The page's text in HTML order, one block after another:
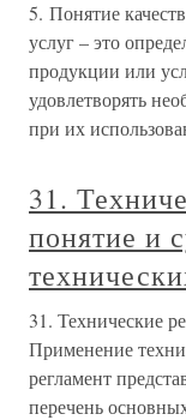
5. Понятие
услуг – это
продукции или
удовлетворять
при их
31.
понятие и
31. Технические
Применение
регламент
перечень